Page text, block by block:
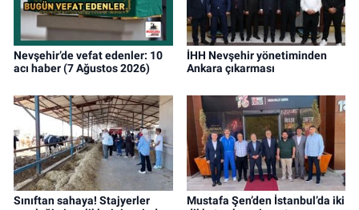
Nevşehir’de vefat edenler: 10
acı haber (7 Ağustos 2026)
İHH Nevşehir yönetiminden
Ankara çıkarması
Sınıftan sahaya! Stajyerler
Mustafa Şen’den İstanbul’da iki